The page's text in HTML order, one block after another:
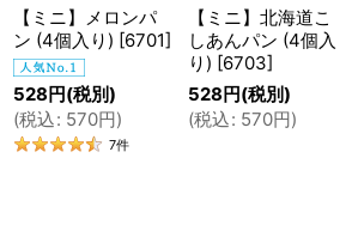
「半分の大きさで作れない？」
日々アレルギー対応パンを作り続け
は、お客様よりいろんなお声をいた
絞り込む
【ミニ】メロンパ
ン (4個入り) [6701]
528 円(税別)
(税込: 570円)
7件
【ミニ】北海道こ
しあんパン (4個入
り) [6703]
528 円(税別)
(税込: 570円)